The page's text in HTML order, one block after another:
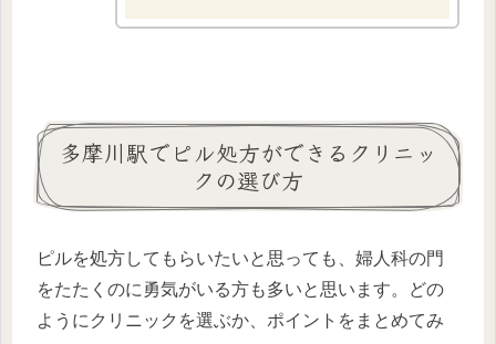
多摩川駅でピル処方ができるクリニッ
クの選び方
ピルを処方してもらいたいと思っても、婦人科の門
をたたくのに勇気がいる方も多いと思います。どの
ようにクリニックを選ぶか、ポイントをまとめてみ